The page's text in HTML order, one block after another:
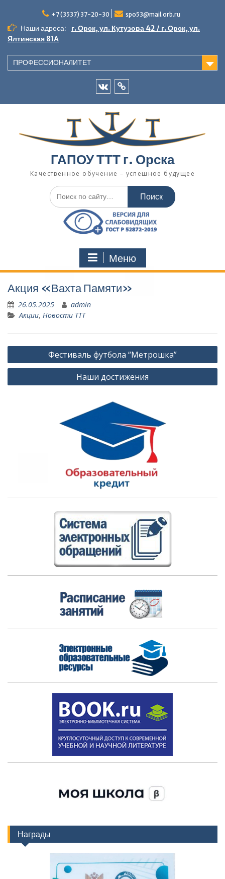
содержимому
+7 (3537) 37-20-30 spo53@mail.orb.ru
Наши адреса:
г. Орск, ул. Кутузова 42 / г. Орск, ул.
Ялтинская 81А
ПРОФЕССИОНАЛИТЕТ
ГАПОУ ТТТ г. Орска
Качественное обучение – успешное будущее
Искать:
Меню
Акция «Вахта Памяти»
26.05.2025
admin
Акции, Новости ТТТ
Навигация
по
Фестиваль футбола “Метрошка”
Наши достижения
Награды